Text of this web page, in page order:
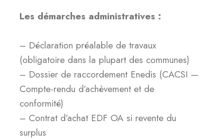
Les démarches administratives :
– Déclaration préalable de travaux
(obligatoire dans la plupart des communes)
– Dossier de raccordement Enedis (CACSI —
Compte-rendu d’achèvement et de
conformité)
– Contrat d’achat EDF OA si revente du
surplus